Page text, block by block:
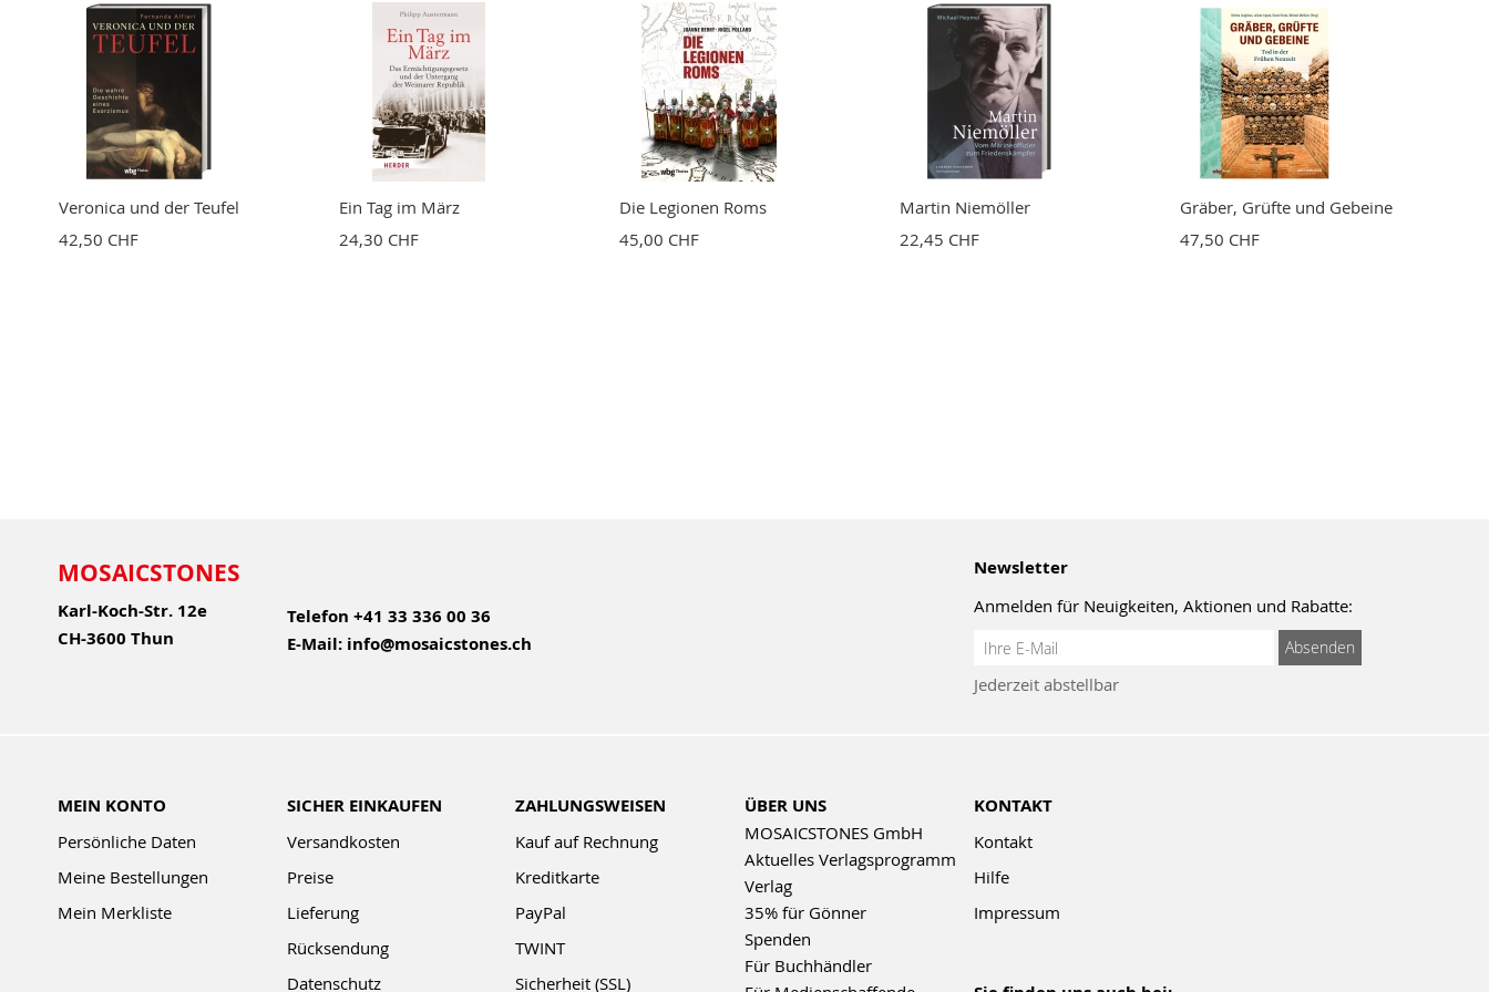
Bewertung
BEWERTUNG ABSCHICKEN
Veronica und der Teufel
42,50 CHF
Ein Tag im März
24,30 CHF
Die Legionen Roms
45,00 CHF
Martin Niemöller
22,45 CHF
Gräber, Grüfte und Gebeine
47,50 CHF
MOSAICSTONES
Karl-Koch-Str. 12e
CH-3600 Thun
Telefon +41 33 336 00 36
E-Mail: info@mosaicstones.ch
Newsletter
Anmelden für Neuigkeiten, Aktionen und Rabatte:
Anmeldung
Newsletter:
Absenden
Jederzeit abstellbar
MEIN KONTO
Persönliche Daten
Meine Bestellungen
Mein Merkliste
SICHER EINKAUFEN
Versandkosten
Preise
Lieferung
Rücksendung
Datenschutz
ZAHLUNGSWEISEN
Kauf auf Rechnung
Kreditkarte
PayPal
TWINT
Sicherheit (SSL)
ÜBER UNS
MOSAICSTONES GmbH
Aktuelles Verlagsprogramm
Verlag
35% für Gönner
Spenden
Für Buchhändler
KONTAKT
Kontakt
Hilfe
Impressum